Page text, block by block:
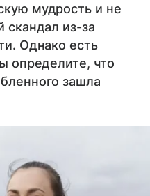
мудрость и не
скандал из-за
Однако есть
определите, что
зашла